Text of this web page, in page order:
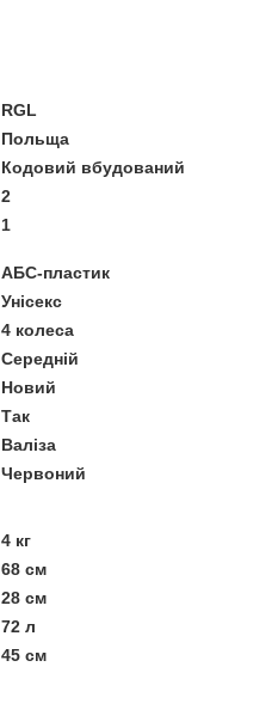
RGL
Польща
Кодовий вбудований
2
1
АБС-пластик
Унісекс
4 колеса
Середній
Новий
Так
Валіза
Червоний
4 кг
68 см
28 см
72 л
45 см